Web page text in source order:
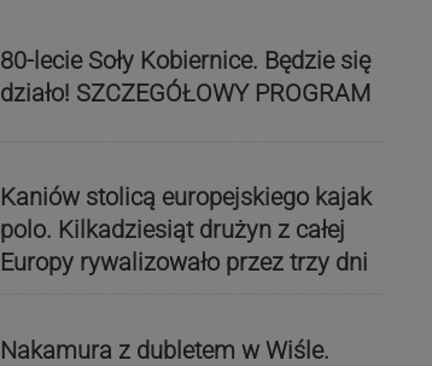
80-lecie Soły Kobiernice. Będzie się
działo! SZCZEGÓŁOWY PROGRAM
Kaniów stolicą europejskiego kajak
polo. Kilkadziesiąt drużyn z całej
Europy rywalizowało przez trzy dni
Nakamura z dubletem w Wiśle.